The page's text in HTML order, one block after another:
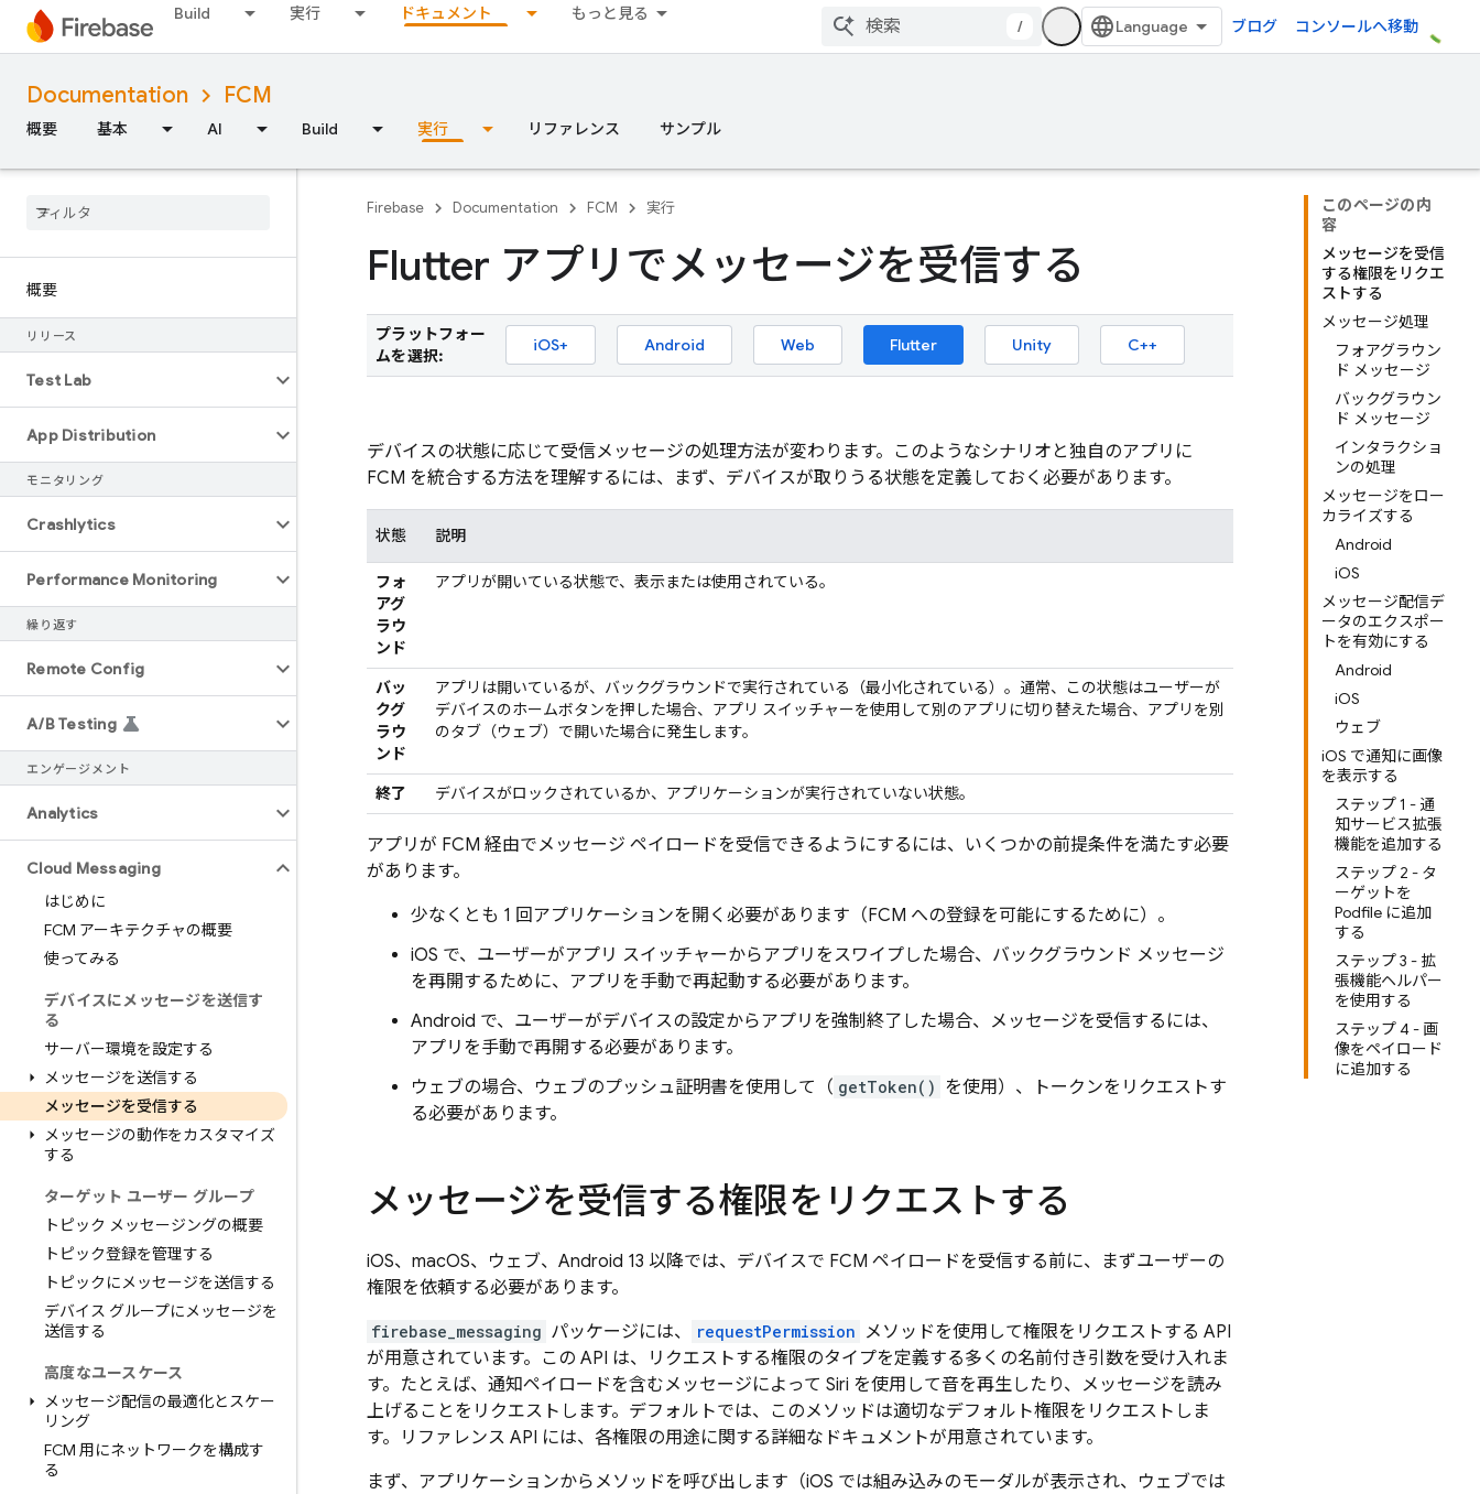
Build 実行 ドキュメント もっと見る
/ ブログ コンソールへ移動
Documentation FCM
概要 基本 AI Build 実行 リファレンス サンプル
概要
リリース
Test Lab
App Distribution
モニタリング
Crashlytics
Performance Monitoring
繰り返す
Remote Config
A/B Testing
エンゲージメント
Analytics
Cloud Messaging
はじめに
FCM アーキテクチャの概要
使ってみる
デバイスにメッセージを送信す
る
サーバー環境を設定する
メッセージを送信する
メッセージを受信する
メッセージの動作をカスタマイズ
する
ターゲット ユーザー グループ
トピック メッセージングの概要
トピック登録を管理する
トピックにメッセージを送信する
デバイス グループにメッセージを
送信する
高度なユースケース
メッセージ配信の最適化とスケー
リング
FCM 用にネットワークを構成す
る
このページの内
容
メッセージを受信
する権限をリクエ
ストする
メッセージ処理
フォアグラウン
ド メッセージ
バックグラウン
ド メッセージ
インタラクショ
ンの処理
メッセージをロー
カライズする
Android
iOS
メッセージ配信デ
ータのエクスポー
トを有効にする
Android
iOS
ウェブ
iOS で通知に画像
を表示する
ステップ 1 - 通
知サービス拡張
機能を追加する
ステップ 2 - タ
ーゲットを
Podfile に追加
する
ステップ 3 - 拡
張機能ヘルパー
を使用する
ステップ 4 - 画
像をペイロード
に追加する
Firebase Documentation FCM 実行
Flutter アプリでメッセージを受信する
プラットフォー
ムを選択:
iOS+ Android Web Flutter Unity C++
デバイスの状態に応じて受信メッセージの処理方法が変わります。このようなシナリオと独自のアプリに
FCM を統合する方法を理解するには、まず、デバイスが取りうる状態を定義しておく必要があります。
状態 説明
フォ
アグ
ラウ
ンド
アプリが開いている状態で、表示または使用されている。
バッ
クグ
ラウ
ンド
アプリは開いているが、バックグラウンドで実行されている（最小化されている）。通常、この状態はユーザーが
デバイスのホームボタンを押した場合、アプリ スイッチャーを使用して別のアプリに切り替えた場合、アプリを別
のタブ（ウェブ）で開いた場合に発生します。
終了 デバイスがロックされているか、アプリケーションが実行されていない状態。
アプリが FCM 経由でメッセージ ペイロードを受信できるようにするには、いくつかの前提条件を満たす必要
があります。
少なくとも 1 回アプリケーションを開く必要があります（FCM への登録を可能にするために）。
iOS で、ユーザーがアプリ スイッチャーからアプリをスワイプした場合、バックグラウンド メッセージ
を再開するために、アプリを手動で再起動する必要があります。
Android で、ユーザーがデバイスの設定からアプリを強制終了した場合、メッセージを受信するには、
アプリを手動で再開する必要があります。
ウェブの場合、ウェブのプッシュ証明書を使用して（ getToken() を使用）、トークンをリクエストす
る必要があります。
メッセージを受信する権限をリクエストする
iOS、macOS、ウェブ、Android 13 以降では、デバイスで FCM ペイロードを受信する前に、まずユーザーの
権限を依頼する必要があります。
firebase_messaging パッケージには、 requestPermission メソッドを使用して権限をリクエストする API
が用意されています。この API は、リクエストする権限のタイプを定義する多くの名前付き引数を受け入れま
す。たとえば、通知ペイロードを含むメッセージによって Siri を使用して音を再生したり、メッセージを読み
上げることをリクエストします。デフォルトでは、このメソッドは適切なデフォルト権限をリクエストしま
す。リファレンス API には、各権限の用途に関する詳細なドキュメントが用意されています。
まず、アプリケーションからメソッドを呼び出します（iOS では組み込みのモーダルが表示され、ウェブでは